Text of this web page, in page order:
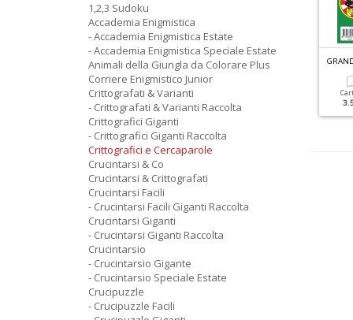
G
RANDI SUDOKU SPECIALE INVERNO N.6
Digitale
1.50 €
FACILI CRUCIVERBA SPECIALE N.1
Cartacea
1.80 €
1,2,3 Sudoku
Accademia Enigmistica
- Accademia Enigmistica Estate
- Accademia Enigmistica Speciale Estate
Animali della Giungla da Colorare Plus
Corriere Enigmistico Junior
Crittografati & Varianti
- Crittografati & Varianti Raccolta
Crittografici Giganti
- Crittografici Giganti Raccolta
Crittografici e Cercaparole
Crucintarsi & Co
Crucintarsi & Crittografati
Crucintarsi Facili
- Crucintarsi Facili Giganti Raccolta
Crucintarsi Giganti
- Crucintarsi Giganti Raccolta
Crucintarsio
- Crucintarsio Gigante
- Crucintarsio Speciale Estate
Crucipuzzle
- Crucipuzzle Facili